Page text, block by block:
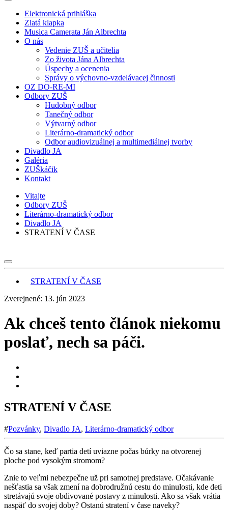
Elektronická prihláška
Zlatá klapka
Musica Camerata Ján Albrechta
O nás
Vedenie ZUŠ a učitelia
Zo života Jána Albrechta
Úspechy a ocenenia
Správy o výchovno-vzdelávacej činnosti
OZ DO-RE-MI
Odbory ZUŠ
Hudobný odbor
Tanečný odbor
Výtvarný odbor
Literárno-dramatický odbor
Odbor audiovizuálnej a multimediálnej tvorby
Divadlo JA
Galéria
ZUŠkáčik
Kontakt
Vitajte
Odbory ZUŠ
Literárno-dramatický odbor
Divadlo JA
STRATENÍ V ČASE
STRATENÍ V ČASE
Zverejnené: 13. jún 2023
Ak chceš tento článok niekomu
poslať, nech sa páči.
STRATENÍ V ČASE
#Pozvánky, Divadlo JA, Literárno-dramatický odbor
Čo sa stane, keď partia detí uviazne počas búrky na otvorenej
ploche pod vysokým stromom?
Znie to veľmi nebezpečne už pri samotnej predstave. Očakávanie
nešťastia sa však zmení na dobrodružnú cestu do minulosti, kde deti
stretávajú svoje obdivované postavy z minulosti. Ako sa však vrátia
naspäť do svojej doby? Ostanú stratení v čase naveky?